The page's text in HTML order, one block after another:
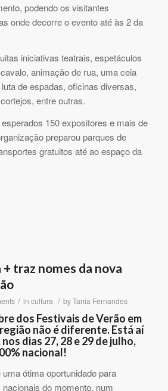
podendo os visitantes
onde decorre o evento até às 2 da
iniciativas teatrais, espetáculos
animação de rua, uma ceia
de espadas, oficinas diversas,
entre outras.
150 expositores e mais de
preparou parques de
gratuitos até ao espaço da
traz nomes da nova
/ in cultura / byTania Fernandes
dos Festivais de Verão em
não é diferente. Está aí
dias 27, 28 e 29 de julho,
nacional!
ótima oportunidade para
do momento, num